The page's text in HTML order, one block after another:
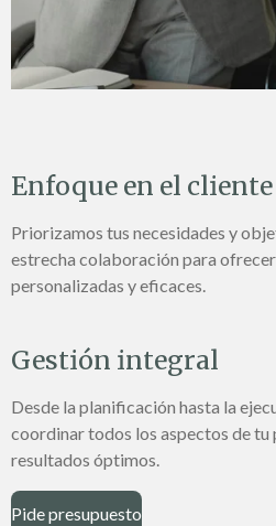
Enfoque en el cliente
Priorizamos tus necesidades y
estrecha colaboración para
personalizadas y eficaces.
Gestión integral
Desde la planificación hasta la
coordinar todos los aspectos de
resultados óptimos.
Pide presupuesto